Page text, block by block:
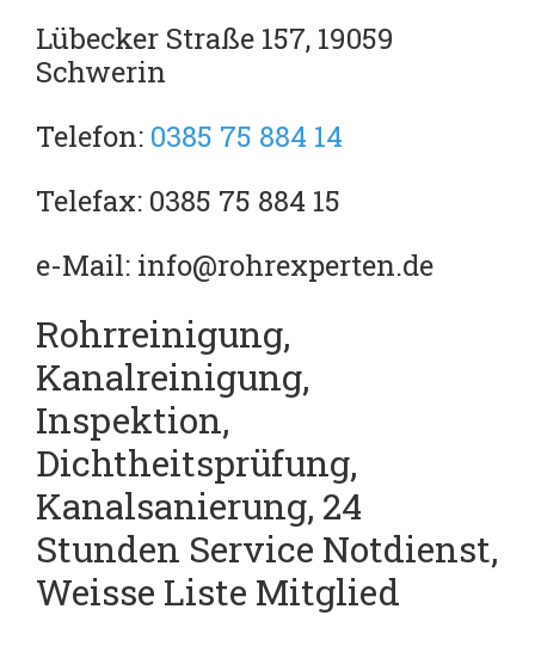
Lübecker Straße 157, 19059
Schwerin
Telefon: 0385 75 884 14
Telefax: 0385 75 884 15
e-Mail: info@rohrexperten.de
Rohrreinigung,
Kanalreinigung,
Inspektion,
Dichtheitsprüfung,
Kanalsanierung, 24
Stunden Service Notdienst,
Weisse Liste Mitglied